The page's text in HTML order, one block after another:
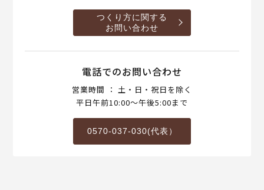
つくり方に関する
お問い合わせ
電話でのお問い合わせ
営業時間 ： 土・日・祝日を除く
平日午前10:00～午後5:00まで
0570-037-030(代表）